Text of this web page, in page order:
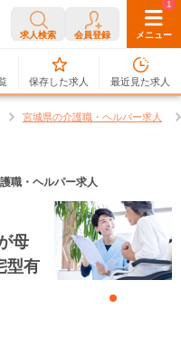
求人検索 会員登録 メニュー
0
保存した求人
1
最近見た求人
宮城県の介護職・ヘルパー求人
職・ヘルパー求人
母
型有